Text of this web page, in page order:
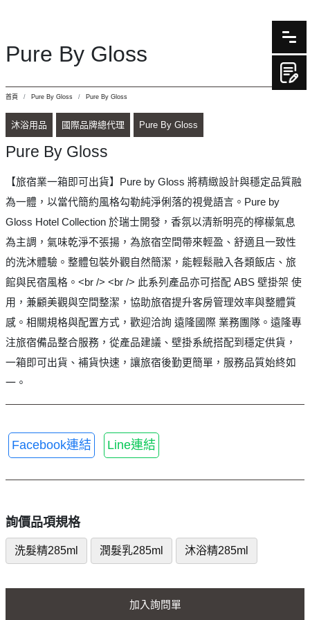
Pure By Gloss
首頁 Pure By Gloss Pure By Gloss
沐浴用品 國際品牌總代理 Pure By Gloss
Pure By Gloss
【旅宿業一箱即可出貨】Pure by Gloss 將精緻設計與穩定品質融
為一體，以當代簡約風格勾勒純淨俐落的視覺語言。Pure by
Gloss Hotel Collection 於瑞士開發，香氛以清新明亮的檸檬氣息
為主調，氣味乾淨不張揚，為旅宿空間帶來輕盈、舒適且一致性
的洗沐體驗。整體包裝外觀自然簡潔，能輕鬆融入各類飯店、旅
館與民宿風格。<br /> <br /> 此系列產品亦可搭配 ABS 壁掛架 使
用，兼顧美觀與空間整潔，協助旅宿提升客房管理效率與整體質
感。相關規格與配置方式，歡迎洽詢 遠隆國際 業務團隊。遠隆專
注旅宿備品整合服務，從產品建議、壁掛系統搭配到穩定供貨，
一箱即可出貨、補貨快速，讓旅宿後勤更簡單，服務品質始終如
一。
Facebook連結 Line連結
詢價品項規格
洗髮精285ml 潤髮乳285ml 沐浴精285ml
加入詢問單